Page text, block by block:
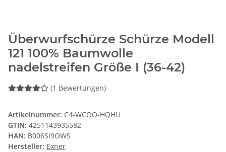
Überwurfschürze Schürze Modell
121 100% Baumwolle
nadelstreifen Größe I (36-42)
(1 Bewertungen)
Artikelnummer: C4-WCOO-HQHU
GTIN: 4251143935582
HAN: B006SI9OWS
Hersteller: Exner